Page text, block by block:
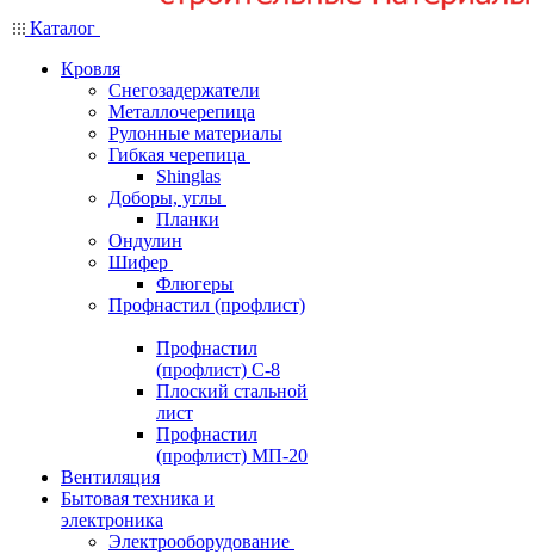
Каталог
Кровля
Снегозадержатели
Металлочерепица
Рулонные материалы
Гибкая черепица
Shinglas
Доборы, углы
Планки
Ондулин
Шифер
Флюгеры
Профнастил (профлист)
Профнастил
(профлист) С-8
Плоский стальной
лист
Профнастил
(профлист) МП-20
Вентиляция
Бытовая техника и
электроника
Электрооборудование